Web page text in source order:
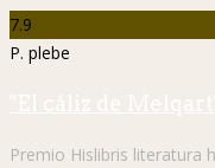
7.9
P. plebe
"El cáliz de
Premio Hislibris literatura